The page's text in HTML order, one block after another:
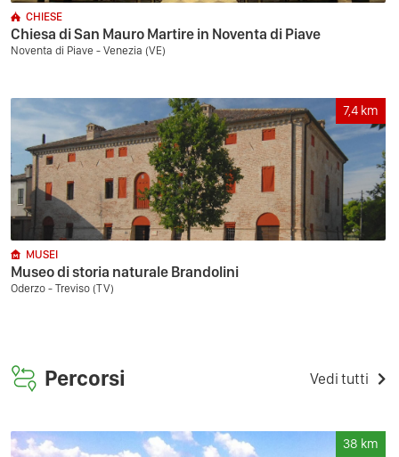
CHIESE
Chiesa di San Mauro Martire in Noventa di Piave
Noventa di Piave - Venezia (VE)
7,4 km
MUSEI
Museo di storia naturale Brandolini
Oderzo - Treviso (TV)
Percorsi Vedi tutti
38 km